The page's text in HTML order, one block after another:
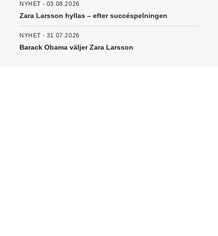
NYHET - 03.08.2026
Zara Larsson hyllas – efter succéspelningen
NYHET - 31.07.2026
Barack Obama väljer Zara Larsson